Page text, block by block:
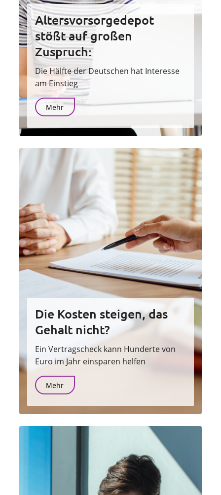
Altersvorsorgedepot
stößt auf großen
Zuspruch:
Die Hälfte der Deutschen hat Interesse
am Einstieg
Mehr
Die Kosten steigen, das
Gehalt nicht?
Ein Vertragscheck kann Hunderte von
Euro im Jahr einsparen helfen
Mehr